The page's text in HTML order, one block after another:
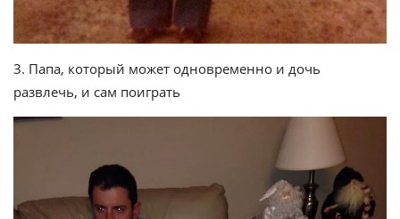
3. Папа, который может одновременно и дочь
развлечь, и сам поиграть